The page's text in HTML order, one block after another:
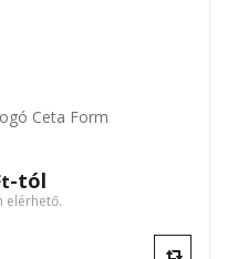
Ceta Form
-tól
elérhető.